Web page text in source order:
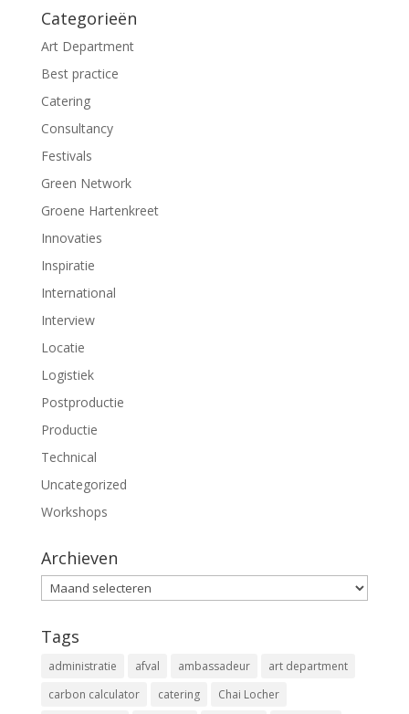
n
e
u
w
v
n
t
e
r
g
o
e
d
)
n
e
u
e
o
e
Categorieën
Art Department
Best practice
Catering
Consultancy
Festivals
Green Network
Groene Hartenkreet
Innovaties
Inspiratie
International
Interview
Locatie
Logistiek
Postproductie
Productie
Technical
Uncategorized
Workshops
Archieven
Archieven
Tags
administratie afval ambassadeur
art department
carbon calculator
catering
Chai Locher